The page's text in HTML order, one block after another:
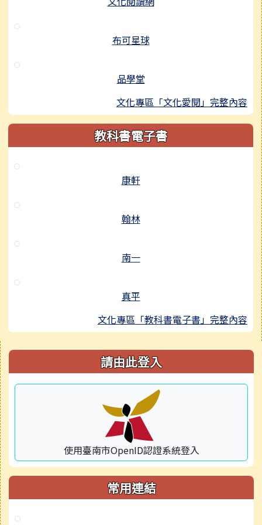
布可星球
品學堂
文化專區「文化愛閱」完整內容
教科書電子書
康軒
翰林
南一
真平
文化專區「教科書電子書」完整內容
右邊區域內容 請由此登入
使用臺南市OpenID認證系統登入
常用連結